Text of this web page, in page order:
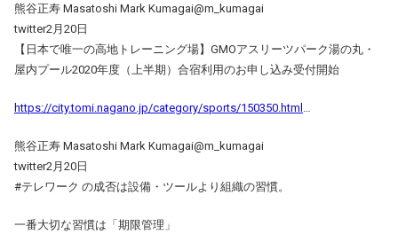
熊谷正寿 Masatoshi Mark Kumagai@m_kumagai
twitter2月20日
【日本で唯一の高地トレーニング場】GMOアスリーツパーク湯の丸・
屋内プール2020年度（上半期）合宿利用のお申し込み受付開始
https://city.tomi.nagano.jp/category/sports/150350.html
熊谷正寿 Masatoshi Mark Kumagai@m_kumagai
twitter2月20日
#テレワーク の成否は設備・ツールより組織の習慣。
一番大切な習慣は「期限管理」